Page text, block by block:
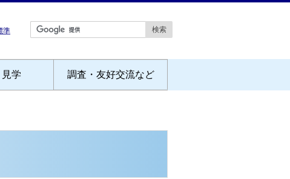
準
学 調査・友好交流など